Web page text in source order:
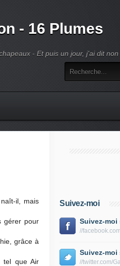
- 16 Plumes
- Et puis un jour, j'ai dit non
il, mais
gérer pour
grâce à
tel que Air
Suivez-moi
Suivez-moi
//
Suivez-moi
//twitter.com/